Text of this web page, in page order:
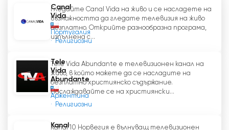
Canal
Vida
Португалия
Религиозни
Гледайте Canal Vida на живо и се насладете на
възможността да гледате телевизия на живо
безплатно. Открийте разнообразна програма,
изпълнена с...
Tele
Vida
Abundante
Аржентина
Религиозни
Tele Vida Abundante е телевизионен канал на
живо, в който можете да се насладите на
безплатно християнско съдържание.
Наслаждавайте се на християнски...
Kanal
Kanal 10 Норвегия е вълнуващ телевизионен